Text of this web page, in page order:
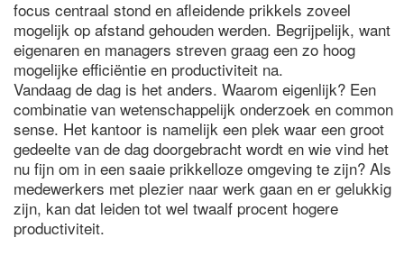
focus centraal stond en afleidende prikkels zoveel
mogelijk op afstand gehouden werden. Begrijpelijk, want
eigenaren en managers streven graag een zo hoog
mogelijke efficiëntie en productiviteit na.
Vandaag de dag is het anders. Waarom eigenlijk? Een
combinatie van wetenschappelijk onderzoek en common
sense. Het kantoor is namelijk een plek waar een groot
gedeelte van de dag doorgebracht wordt en wie vind het
nu fijn om in een saaie prikkelloze omgeving te zijn? Als
medewerkers met plezier naar werk gaan en er gelukkig
zijn, kan dat leiden tot wel twaalf procent hogere
productiviteit.